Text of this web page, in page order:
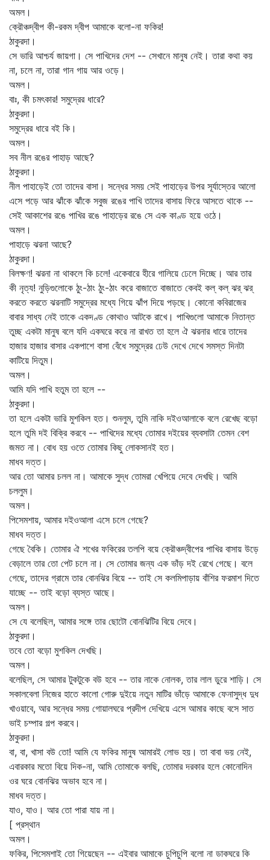
অমল।
ক্রৌঞ্চদ্বীপ কী-রকম দ্বীপ আমাকে বলো-না ফকির!
ঠাকুরদা।
সে ভারি আশ্চর্য জায়গা। সে পাখিদের দেশ -- সেখানে মানুষ নেই। তারা কথা কয়
না, চলে না, তারা গান গায় আর ওড়ে।
অমল।
বাঃ, কী চমৎকার! সমুদ্রের ধারে?
ঠাকুরদা।
সমুদ্রের ধারে বই কি।
অমল।
সব নীল রঙের পাহাড় আছে?
ঠাকুরদা।
নীল পাহাড়েই তো তাদের বাসা। সন্ধের সময় সেই পাহাড়ের উপর সূর্যাস্তের আলো
এসে পড়ে আর ঝাঁকে ঝাঁকে সবুজ রঙের পাখি তাদের বাসায় ফিরে আসতে থাকে --
সেই আকাশের রঙে পাখির রঙে পাহাড়ের রঙে সে এক কাণ্ড হয়ে ওঠে।
অমল।
পাহাড়ে ঝরনা আছে?
ঠাকুরদা।
বিলক্ষণ! ঝরনা না থাকলে কি চলে! একেবারে হীরে গালিয়ে ঢেলে দিচ্ছে। আর তার
কী নৃত্য! নুড়িগুলোকে ঠুং-ঠাং ঠুং-ঠাং করে বাজাতে বাজাতে কেবই কল্‌ কল্‌ ঝর্‌ ঝর্‌
করতে করতে ঝরনাটি সমুদ্রের মধ্যে গিয়ে ঝাঁপ দিয়ে পড়ছে। কোনো কবিরাজের
বাবার সাধ্য নেই তাকে একদণ্ড কোথাও আটকে রাখে। পাখিগুলো আমাকে নিতান্ত
তুচ্ছ একটা মানুষ বলে যদি একঘরে করে না রাখত তা হলে ঐ ঝরনার ধারে তাদের
হাজার হাজার বাসার একপাশে বাসা বেঁধে সমুদ্রের ঢেউ দেখে দেখে সমস্ত দিনটা
কাটিয়ে দিতুম।
অমল।
আমি যদি পাখি হতুম তা হলে --
ঠাকুরদা।
তা হলে একটা ভারি মুশকিল হত। শুনলুম, তুমি নাকি দইওআলাকে বলে রেখেছ বড়ো
হলে তুমি দই বিক্রি করবে -- পাখিদের মধ্যে তোমার দইয়ের ব্যবসাটা তেমন বেশ
জমত না। বোধ হয় ওতে তোমার কিছু লোকসানই হত।
মাধব দত্ত।
আর তো আমার চলল না। আমাকে সুদ্ধ তোমরা খেপিয়ে দেবে দেখছি। আমি
চললুম।
অমল।
পিসেমশায়, আমার দইওআলা এসে চলে গেছে?
মাধব দত্ত।
গেছে বৈকি। তোমার ঐ শখের ফকিরের তলপি বয়ে ক্রৌঞ্চদ্বীপের পাখির বাসায় উড়ে
বেড়ালে তার তো পেট চলে না। সে তোমার জন্য এক ভাঁড় দই রেখে গেছে। বলে
গেছে, তাদের গ্রামে তার বোনঝির বিয়ে -- তাই সে কলমিপাড়ায় বাঁশির ফরমাশ দিতে
যাচ্ছে -- তাই বড়ো ব্যস্ত আছে।
অমল।
সে যে বলেছিল, আমার সঙ্গে তার ছোটো বোনঝিটির বিয়ে দেবে।
ঠাকুরদা।
তবে তো বড়ো মুশকিল দেখছি।
অমল।
বলেছিল, সে আমার টুকটুকে বউ হবে -- তার নাকে নোলক, তার লাল ডুরে শাড়ি। সে
সকালবেলা নিজের হাতে কালো গোরু দুইয়ে নতুন মাটির ভাঁড়ে আমাকে ফেনাসুদ্ধ দুধ
খাওয়াবে, আর সন্ধের সময় গোয়ালঘরে প্রদীপ দেখিয়ে এসে আমার কাছে বসে সাত
ভাই চম্পার গল্প করবে।
ঠাকুরদা।
বা, বা, খাসা বউ তো! আমি যে ফকির মানুষ আমারই লোভ হয়। তা বাবা ভয় নেই,
এবারকার মতো বিয়ে দিক-না, আমি তোমাকে বলছি, তোমার দরকার হলে কোনোদিন
ওর ঘরে বোনঝির অভাব হবে না।
মাধব দত্ত।
যাও, যাও। আর তো পারা যায় না।
[ প্রস্থান
অমল।
ফকির, পিসেমশাই তো গিয়েছেন -- এইবার আমাকে চুপিচুপি বলো না ডাকঘরে কি